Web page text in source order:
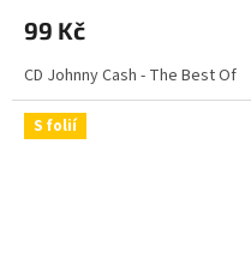
99 Kč
CD Johnny Cash - The Best Of
S folií